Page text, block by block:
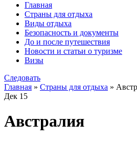
Главная
Страны для отдыха
Виды отдыха
Безопасность и документы
До и после путешествия
Новости и статьи о туризме
Визы
Следовать
Главная » Страны для отдыха »
Дек 15
Австралия